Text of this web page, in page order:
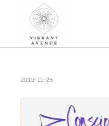
2019-11-25